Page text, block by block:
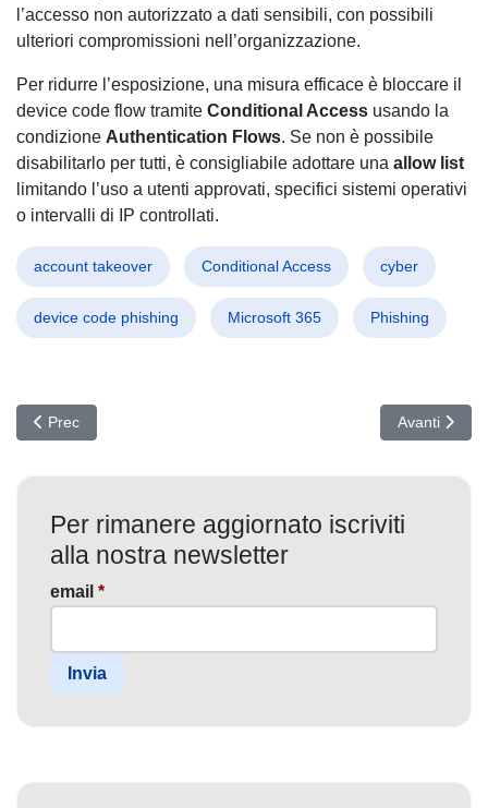
l’accesso non autorizzato a dati sensibili, con possibili
ulteriori compromissioni nell’organizzazione.
Per ridurre l’esposizione, una misura efficace è bloccare il
device code flow tramite Conditional Access usando la
condizione Authentication Flows. Se non è possibile
disabilitarlo per tutti, è consigliabile adottare una allow list
limitando l’uso a utenti approvati, specifici sistemi operativi
o intervalli di IP controllati.
account takeover Conditional Access cyber
device code phishing Microsoft 365 Phishing
Articolo precedente: Zero-Day Cisco AsyncOS CVSS 10: hacker
Prec Articolo
Avanti
Per rimanere aggiornato iscriviti
alla nostra newsletter
email *
Invia